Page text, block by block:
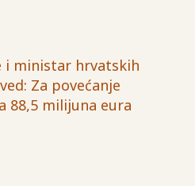
i ministar hrvatskih
Za povećanje
88,5 milijuna eura